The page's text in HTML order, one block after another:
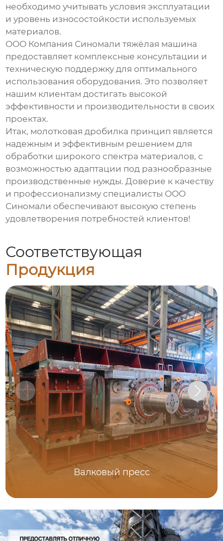
необходимо учитывать условия эксплуатации
и уровень износостойкости используемых
материалов.
ООО Компания Синомали тяжёлая машина
предоставляет комплексные консультации и
техническую поддержку для оптимального
использования оборудования. Это позволяет
нашим клиентам достигать высокой
эффективности и производительности в своих
проектах.
Итак, молотковая дробилка принцип является
надежным и эффективным решением для
обработки широкого спектра материалов, с
возможностью адаптации под разнообразные
производственные нужды. Доверие к качеству
и профессионализму специалисты ООО
Синомали обеспечивают высокую степень
удовлетворения потребностей клиентов!
Соответствующая
Продукция
Валковый пресс